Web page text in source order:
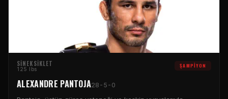
SINEKSIKLET
125 lbs ŞAMPIYON
ALEXANDRE PANTOJA28-5-0